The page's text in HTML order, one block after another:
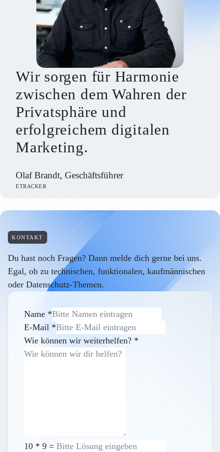
Wir sorgen für Harmonie
zwischen dem Wahren der
Privatsphäre und
erfolgreichem digitalen
Marketing.
Olaf Brandt, Geschäftsführer
ETRACKER
KONTAKT
Du hast noch Fragen? Dann melde dich gerne bei uns.
Egal, ob zu technischen, funktionalen, kaufmännischen
oder Datenschutz-Themen.
Name *
E-Mail *
Wie können wir weiterhelfen? *
10 * 9 =